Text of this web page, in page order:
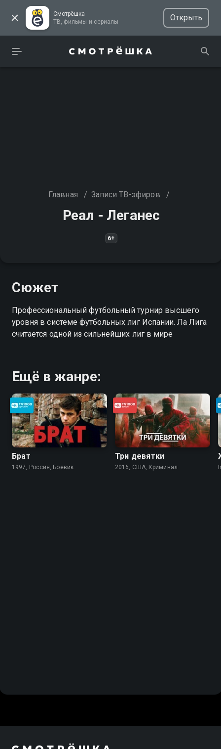
Смотрёшка
ТВ, фильмы и сериалы
Открыть
Главная / Записи ТВ-эфиров /
Реал - Леганес
6+
Сюжет
Профессиональный футбольный турнир высшего
уровня в системе футбольных лиг Испании. Ла Лига
считается одной из сильнейших лиг в мире
Ещё в жанре:
Брат
1997, Россия, Боевик
Три девятки
2016, США, Криминал